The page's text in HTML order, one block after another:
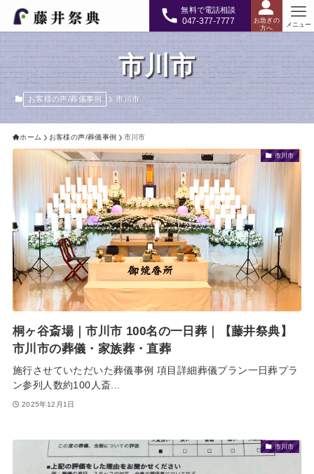
無料で電話相談
047-377-7777 お急ぎの
方へ
メニュー
市川市
お客様の声/葬儀事例 市川市
ホーム お客様の声/葬儀事例 市川市
市川市
桐ヶ谷斎場｜市川市 100名の一日葬｜【藤井祭典】
市川市の葬儀・家族葬・直葬
施行させていただいた葬儀事例 項目詳細葬儀プラン一日葬プラ
ン参列人数約100人斎...
2025年12月1日
市川市